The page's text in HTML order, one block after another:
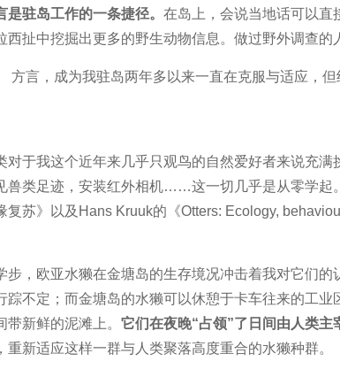
驻岛工作的一条捷径。 在岛上，会说当地话可以直
西扯中挖掘出更多的野生动物信息。做过野外调查的
方言，成为我驻岛两年多以来一直在克服与适应，但
对于我这个近年来几乎只观鸟的自然爱好者来说充
兽类足迹，安装红外相机……这一切几乎是从零学起
苏》以及Hans Kruuk的《Otters: Ecology,
步，欧亚水獭在金塘岛的生存境况冲击着我对它们
踪不定；而金塘岛的水獭可以休憩于卡车往来的工
新鲜的泥滩上。 它们在夜晚“占领”了日间由人类主
重新适应这样一群与人类聚落高度重合的水獭种群。